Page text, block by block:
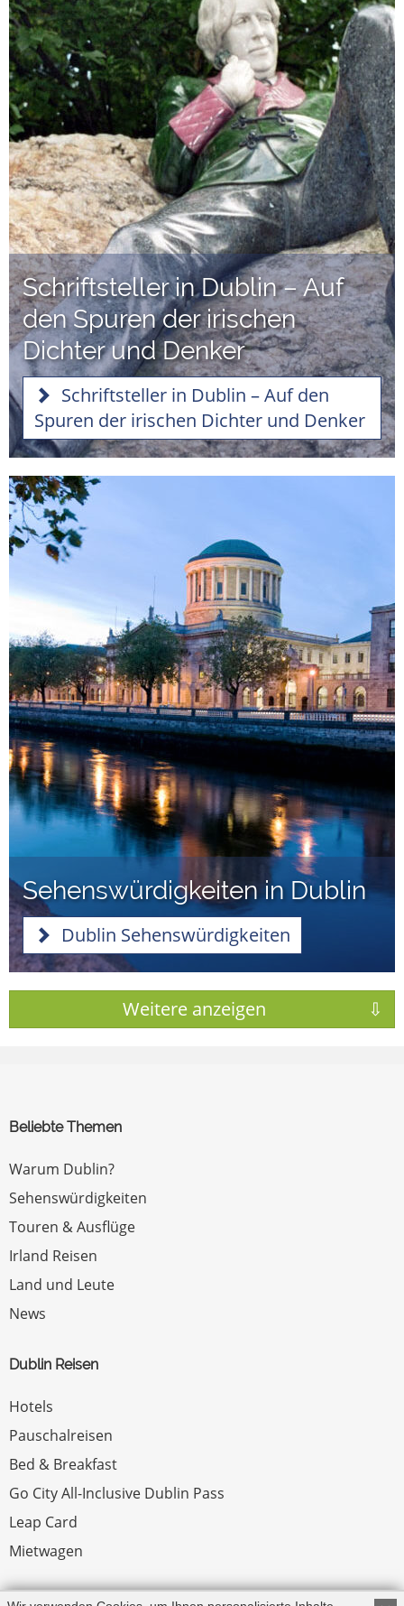
Schriftsteller in Dublin – Auf
den Spuren der irischen
Dichter und Denker
Schriftsteller in Dublin – Auf den
Spuren der irischen Dichter und Denker
Sehenswürdigkeiten in Dublin
Dublin Sehenswürdigkeiten
Beliebte Themen
Warum Dublin?
Sehenswürdigkeiten
Touren & Ausflüge
Irland Reisen
Land und Leute
News
Dublin Reisen
Hotels
Pauschalreisen
Bed & Breakfast
Go City All-Inclusive Dublin Pass
Leap Card
Mietwagen
Rechtliches